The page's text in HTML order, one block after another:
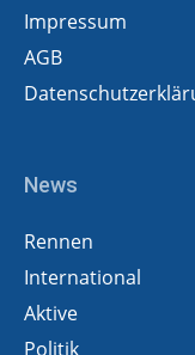
Impressum
AGB
News
Rennen
International
Aktive
Politik